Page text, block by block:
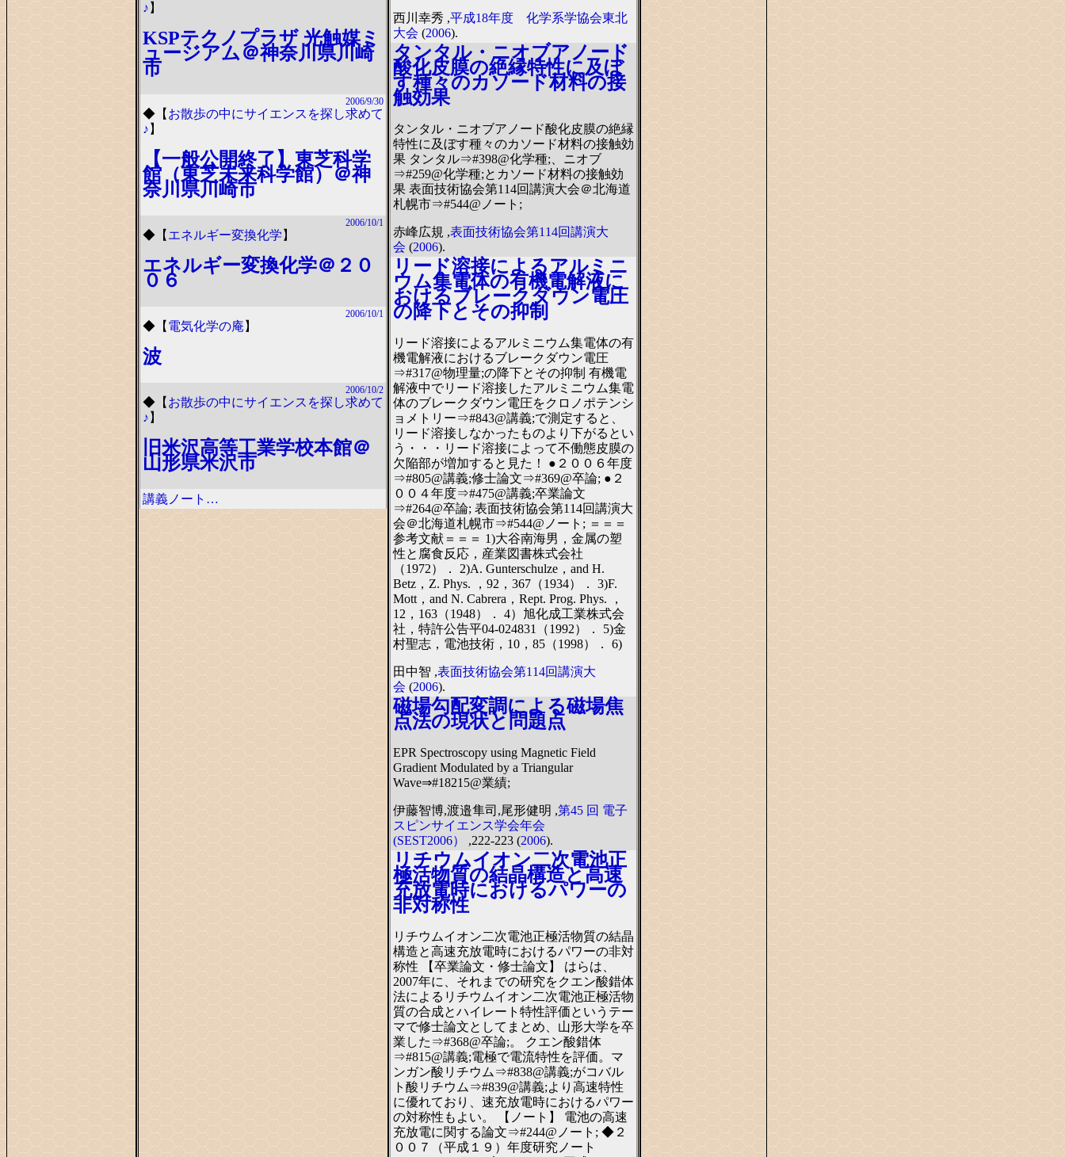
♪ 】
KSPテクノプラザ 光触媒ミ
ュージアム＠神奈川県川崎
市
2006/9/30
◆ 【 お散歩の中にサイエンスを探し求めて
♪ 】
【一般公開終了】東芝科学
館（東芝未来科学館）＠神
奈川県川崎市
2006/10/1
◆ 【 エネルギー変換化学 】
エネルギー変換化学＠２０
０６
2006/10/1
◆ 【 電気化学の庵 】
波
2006/10/2
◆ 【 お散歩の中にサイエンスを探し求めて
♪ 】
旧米沢高等工業学校本館＠
山形県米沢市
講義ノート…
西川幸秀 ,平成18年度 化学系学協会東北
大会 (2006).
タンタル・ニオブアノード
酸化皮膜の絶縁特性に及ぼ
す種々のカソード材料の接
触効果
タンタル・ニオブアノード酸化皮膜の絶縁
特性に及ぼす種々のカソード材料の接触効
果 タンタル⇒#398@化学種;、ニオブ
⇒#259@化学種;とカソード材料の接触効
果 表面技術協会第114回講演大会＠北海道
札幌市⇒#544@ノート;
赤峰広規 ,表面技術協会第114回講演大
会 (2006).
リード溶接によるアルミニ
ウム集電体の有機電解液に
おけるブレークダウン電圧
の降下とその抑制
リード溶接によるアルミニウム集電体の有
機電解液におけるブレークダウン電圧
⇒#317@物理量;の降下とその抑制 有機電
解液中でリード溶接したアルミニウム集電
体のブレークダウン電圧をクロノポテンシ
ョメトリー⇒#843@講義;で測定すると、
リード溶接しなかったものより下がるとい
う・・・リード溶接によって不働態皮膜の
欠陥部が増加すると見た！ ●２００６年度
⇒#805@講義;修士論文⇒#369@卒論; ●２
００４年度⇒#475@講義;卒業論文
⇒#264@卒論; 表面技術協会第114回講演大
会＠北海道札幌市⇒#544@ノート; ＝＝＝
参考文献＝＝＝ 1)大谷南海男，金属の塑
性と腐食反応，産業図書株式会社
（1972）． 2)A. Gunterschulze，and H.
Betz，Z. Phys. ，92，367（1934）． 3)F.
Mott，and N. Cabrera，Rept. Prog. Phys. ，
12，163（1948）． 4）旭化成工業株式会
社，特許公告平04-024831（1992）． 5)金
村聖志，電池技術，10，85（1998）． 6)
田中智 ,表面技術協会第114回講演大
会 (2006).
磁場勾配変調による磁場焦
点法の現状と問題点
EPR Spectroscopy using Magnetic Field
Gradient Modulated by a Triangular
Wave⇒#18215@業績;
伊藤智博,渡邉隼司,尾形健明 ,第45 回 電子
スピンサイエンス学会年会
(SEST2006）
,222-223 (2006).
リチウムイオン二次電池正
極活物質の結晶構造と高速
充放電時におけるパワーの
非対称性
リチウムイオン二次電池正極活物質の結晶
構造と高速充放電時におけるパワーの非対
称性 【卒業論文・修士論文】 はらは、
2007年に、それまでの研究をクエン酸錯体
法によるリチウムイオン二次電池正極活物
質の合成とハイレート特性評価というテー
マで修士論文としてまとめ、山形大学を卒
業した⇒#368@卒論;。 クエン酸錯体
⇒#815@講義;電極で電流特性を評価。マ
ンガン酸リチウム⇒#838@講義;がコバル
ト酸リチウム⇒#839@講義;より高速特性
に優れており、速充放電時におけるパワー
の対称性もよい。 【ノート】 電池の高速
充放電に関する論文⇒#244@ノート; ◆２
００７（平成１９）年度研究ノート